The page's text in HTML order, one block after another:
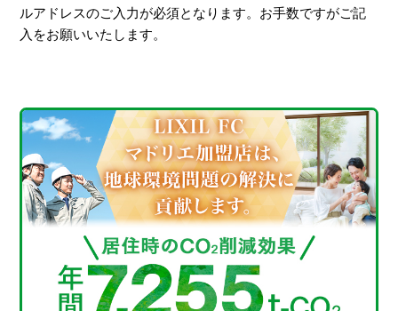
ルアドレスのご入力が必須となります。お手数ですがご記
入をお願いいたします。